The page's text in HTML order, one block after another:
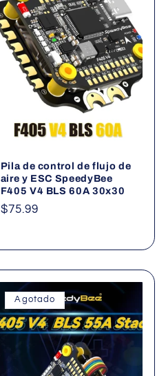
Pila de control de flujo de
aire y ESC SpeedyBee
F405 V4 BLS 60A 30x30
Precio
$75.99
Agotado